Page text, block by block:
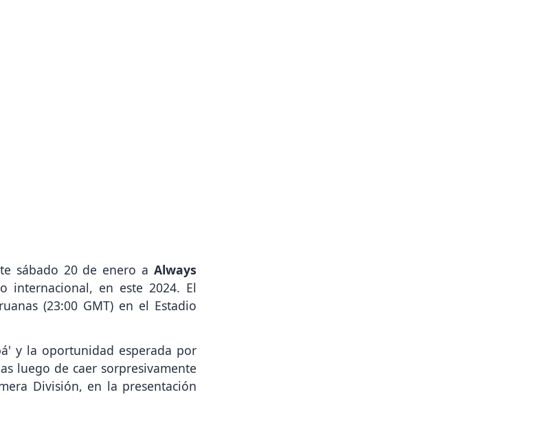
sábado 20 de enero aAlways
internacional, en este 2024. El
(23:00 GMT) en el Estadio
y la oportunidad esperada por
luego de caer sorpresivamente
División, en la presentación